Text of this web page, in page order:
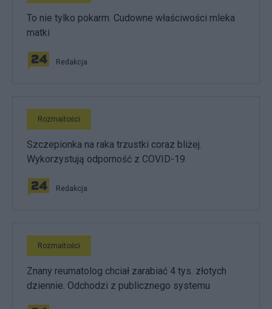
To nie tylko pokarm. Cudowne właściwości mleka
matki
Redakcja
Rozmaitości
Szczepionka na raka trzustki coraz bliżej.
Wykorzystują odporność z COVID-19
Redakcja
Rozmaitości
Znany reumatolog chciał zarabiać 4 tys. złotych
dziennie. Odchodzi z publicznego systemu